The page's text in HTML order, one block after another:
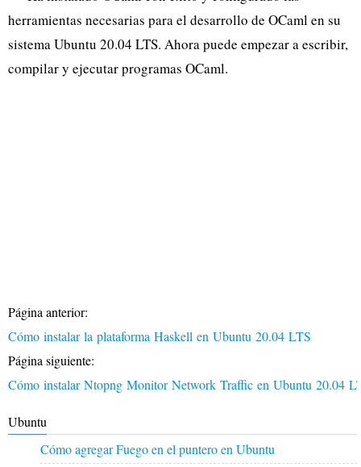
herramientas necesarias para el desarrollo de OCaml en su
sistema Ubuntu 20.04 LTS. Ahora puede empezar a escribir,
compilar y ejecutar programas OCaml.
Página anterior:
Cómo instalar la plataforma Haskell en Ubuntu 20.04 LTS
Página siguiente:
Cómo instalar Ntopng Monitor Network Traffic en Ubuntu 20.04
Ubuntu
Cómo agregar Fuego en el puntero en Ubuntu